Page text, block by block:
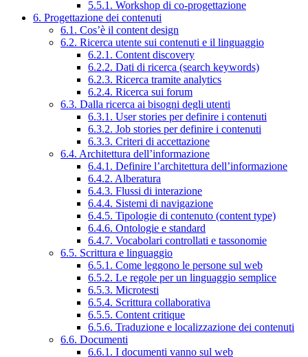
5.5.1. Workshop di co-progettazione
6. Progettazione dei contenuti
6.1. Cos’è il content design
6.2. Ricerca utente sui contenuti e il linguaggio
6.2.1. Content discovery
6.2.2. Dati di ricerca (search keywords)
6.2.3. Ricerca tramite analytics
6.2.4. Ricerca sui forum
6.3. Dalla ricerca ai bisogni degli utenti
6.3.1. User stories per definire i contenuti
6.3.2. Job stories per definire i contenuti
6.3.3. Criteri di accettazione
6.4. Architettura dell’informazione
6.4.1. Definire l’architettura dell’informazione
6.4.2. Alberatura
6.4.3. Flussi di interazione
6.4.4. Sistemi di navigazione
6.4.5. Tipologie di contenuto (content type)
6.4.6. Ontologie e standard
6.4.7. Vocabolari controllati e tassonomie
6.5. Scrittura e linguaggio
6.5.1. Come leggono le persone sul web
6.5.2. Le regole per un linguaggio semplice
6.5.3. Microtesti
6.5.4. Scrittura collaborativa
6.5.5. Content critique
6.5.6. Traduzione e localizzazione dei contenuti
6.6. Documenti
6.6.1. I documenti vanno sul web